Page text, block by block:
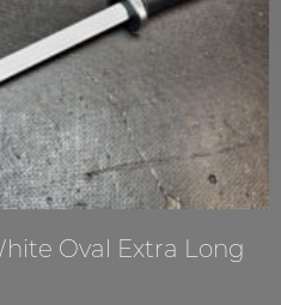
Oval Extra Long